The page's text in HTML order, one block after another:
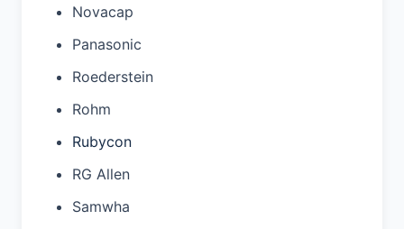
Novacap
Panasonic
Roederstein
Rohm
Rubycon
RG Allen
Samwha